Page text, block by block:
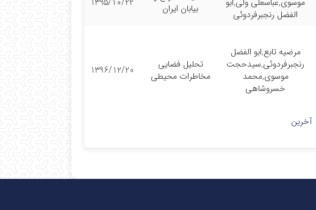
الفضل رنجبرفردوئی
بیابان ایران
مرضیه تابع,ابو الفضل
رنجبرفردوئی,سیدحجت
موسوی,محمد
خسروشاهی
تحلیل فضایی
مخاطرات محیطی
1396/12/20
آخرین